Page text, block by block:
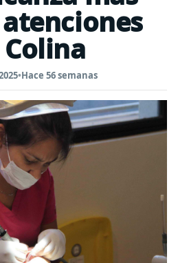
•Hace 56 semanas